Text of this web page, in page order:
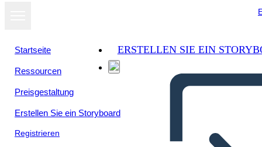
Startseite
Ressourcen
Preisgestaltung
Erstellen Sie ein Storyboard
Registrieren
ERSTELLEN SIE EIN
Als Diashow
ansehen